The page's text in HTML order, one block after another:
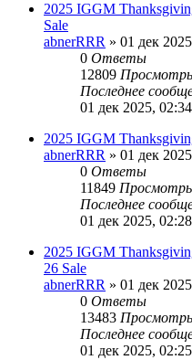
2025 IGGM
Sale
abnerRRR » 01 дек
0 Ответы
12809
Последнее
01 дек 2025, 02:34
2025 IGGM
abnerRRR » 01 дек
0 Ответы
11849
Последнее
01 дек 2025, 02:28
2025 IGGM
26 Sale
abnerRRR » 01 дек
0 Ответы
13483
Последнее
01 дек 2025, 02:25